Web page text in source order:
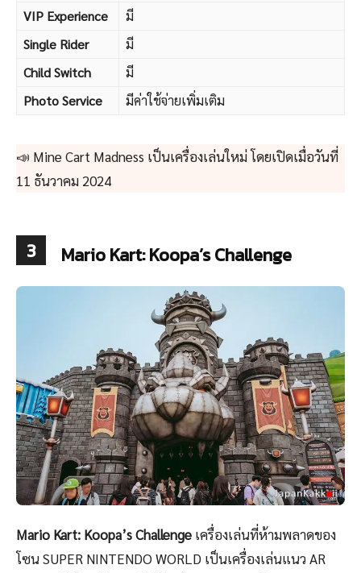
VIP Experience
มี
Single Rider
มี
Child Switch
มี
Photo Service
มีค่าใช้จ่ายเพิ่มเติม
📣 Mine Cart Madness เป็นเครื่องเล่นใหม่ โดยเปิดเมื่อวันที่
11 ธันวาคม 2024
3 Mario Kart: Koopa’s Challenge
Mario Kart: Koopa’s Challenge เครื่องเล่นที่ห้ามพลาดของ
โซน SUPER NINTENDO WORLD เป็นเครื่องเล่นแนว AR